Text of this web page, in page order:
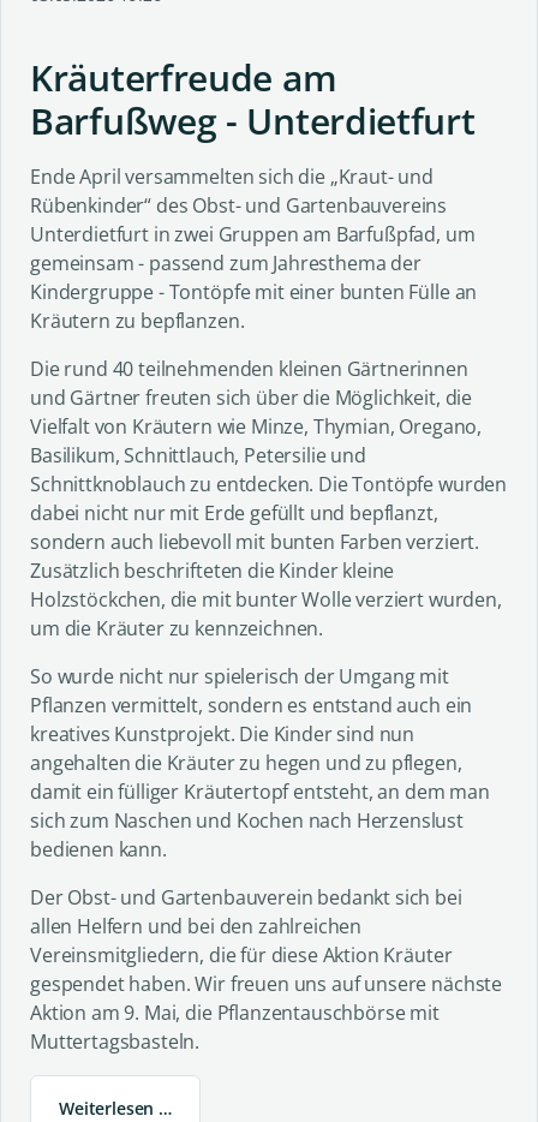
Kräuterfreude am
Barfußweg - Unterdietfurt
Ende April versammelten sich die „Kraut- und
Rübenkinder“ des Obst- und Gartenbauvereins
Unterdietfurt in zwei Gruppen am Barfußpfad, um
gemeinsam - passend zum Jahresthema der
Kindergruppe - Tontöpfe mit einer bunten Fülle an
Kräutern zu bepflanzen.
Die rund 40 teilnehmenden kleinen Gärtnerinnen
und Gärtner freuten sich über die Möglichkeit, die
Vielfalt von Kräutern wie Minze, Thymian, Oregano,
Basilikum, Schnittlauch, Petersilie und
Schnittknoblauch zu entdecken. Die Tontöpfe wurden
dabei nicht nur mit Erde gefüllt und bepflanzt,
sondern auch liebevoll mit bunten Farben verziert.
Zusätzlich beschrifteten die Kinder kleine
Holzstöckchen, die mit bunter Wolle verziert wurden,
um die Kräuter zu kennzeichnen.
So wurde nicht nur spielerisch der Umgang mit
Pflanzen vermittelt, sondern es entstand auch ein
kreatives Kunstprojekt. Die Kinder sind nun
angehalten die Kräuter zu hegen und zu pflegen,
damit ein fülliger Kräutertopf entsteht, an dem man
sich zum Naschen und Kochen nach Herzenslust
bedienen kann.
Der Obst- und Gartenbauverein bedankt sich bei
allen Helfern und bei den zahlreichen
Vereinsmitgliedern, die für diese Aktion Kräuter
gespendet haben. Wir freuen uns auf unsere nächste
Aktion am 9. Mai, die Pflanzentauschbörse mit
Muttertagsbasteln.
Weiterlesen …